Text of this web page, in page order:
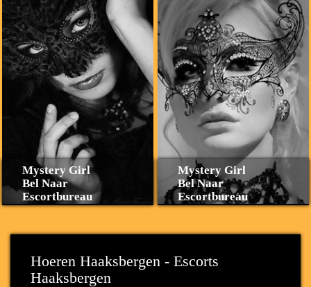
Mystery Girl
Bel Naar
Escortbureau
Mystery Girl
Bel Naar
Escortbureau
Hoeren Haaksbergen - Escorts
Haaksbergen